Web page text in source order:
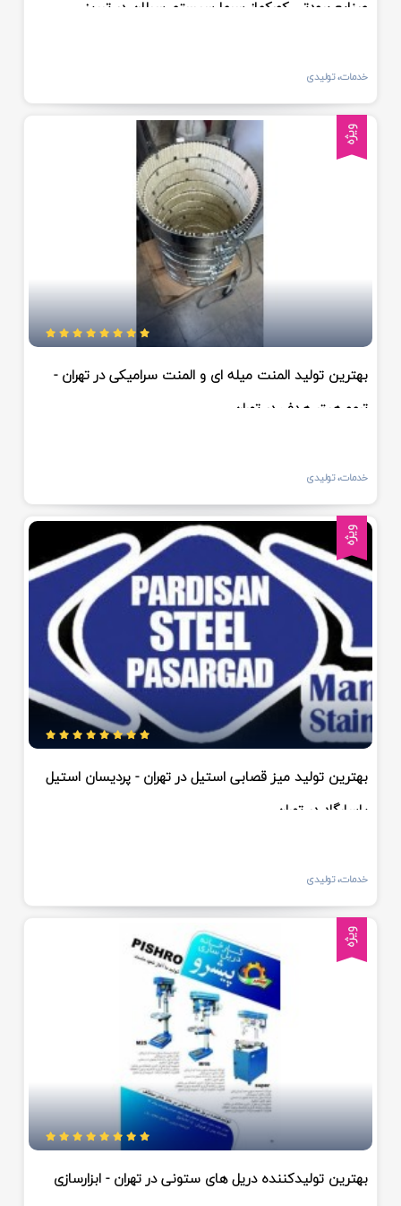
صنایع برودتی کورکماز سرما سیستم سبلان در تبریز
خدمات، تولیدی
ویژه
بهترین تولید المنت میله ای و المنت سرامیکی در تهران -
ترمو هیتر هدف در تهران
خدمات، تولیدی
ویژه
بهترین تولید میز قصابی استیل در تهران - پردیسان استیل
پاسارگاد در تهران
خدمات، تولیدی
ویژه
بهترین تولیدکننده دریل های ستونی در تهران - ابزارسازی